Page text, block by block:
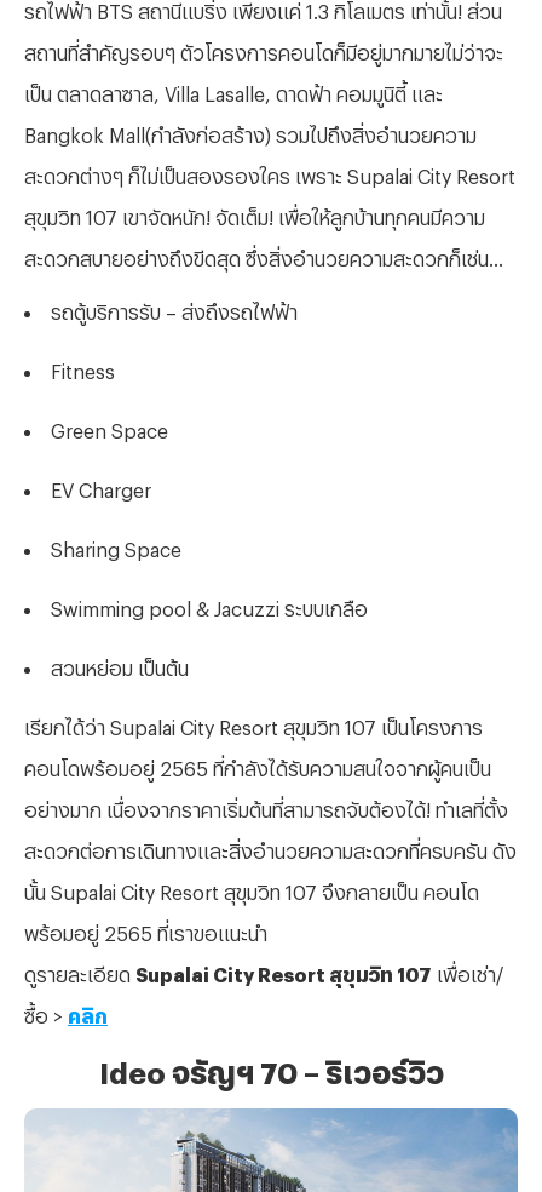
รถไฟฟ้า BTS สถานีแบริ่ง เพียงแค่ 1.3 กิโลเมตร เท่านั้น! ส่วน
สถานที่สำคัญรอบๆ ตัวโครงการคอนโดก็มีอยู่มากมายไม่ว่าจะ
เป็น ตลาดลาซาล, Villa Lasalle, ดาดฟ้า คอมมูนิตี้ และ
Bangkok Mall(กำลังก่อสร้าง) รวมไปถึงสิ่งอำนวยความ
สะดวกต่างๆ ก็ไม่เป็นสองรองใคร เพราะ Supalai City Resort
สุขุมวิท 107 เขาจัดหนัก! จัดเต็ม! เพื่อให้ลูกบ้านทุกคนมีความ
สะดวกสบายอย่างถึงขีดสุด ซึ่งสิ่งอำนวยความสะดวกก็เช่น...
รถตู้บริการรับ – ส่งถึงรถไฟฟ้า
Fitness
Green Space
EV Charger
Sharing Space
Swimming pool & Jacuzzi ระบบเกลือ
สวนหย่อม เป็นต้น
เรียกได้ว่า Supalai City Resort สุขุมวิท 107 เป็นโครงการ
คอนโดพร้อมอยู่ 2565 ที่กำลังได้รับความสนใจจากผู้คนเป็น
อย่างมาก เนื่องจากราคาเริ่มต้นที่สามารถจับต้องได้! ทำเลที่ตั้ง
สะดวกต่อการเดินทางและสิ่งอำนวยความสะดวกที่ครบครัน ดัง
นั้น Supalai City Resort สุขุมวิท 107 จึงกลายเป็น คอนโด
พร้อมอยู่ 2565 ที่เราขอแนะนำ
ดูรายละเอียด Supalai City Resort สุขุมวิท 107 เพื่อเช่า/
ซื้อ > คลิก
Ideo จรัญฯ 70 – ริเวอร์วิว